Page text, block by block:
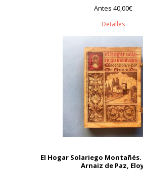
Antes 40,00€
Detalles
El Hogar Solariego Montañés.
Arnaiz de Paz,